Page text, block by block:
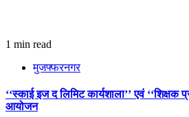
1 min read
मुजफ्फरनगर
‘‘स्काई इज द लिमिट कार्यशाला’’ एवं ‘‘शिक्षक
आयोजन